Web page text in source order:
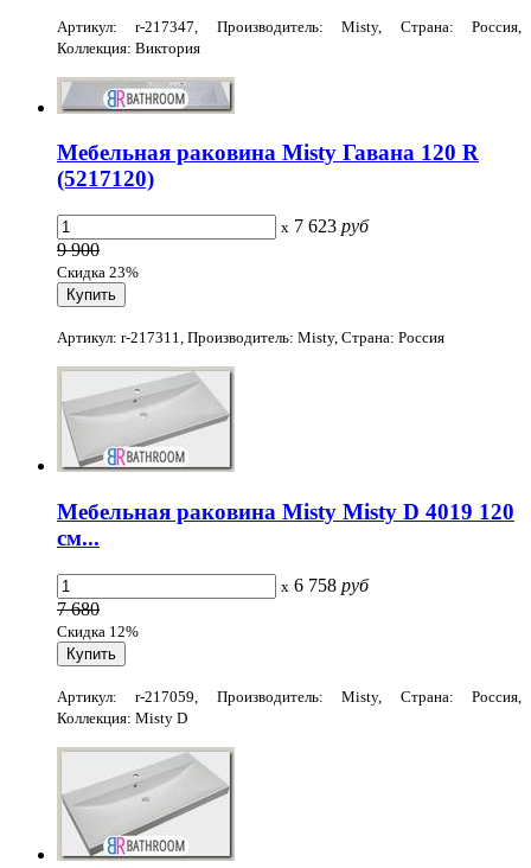
Артикул: r-217347, Производитель: Misty, Страна: Россия,
Коллекция: Виктория
Мебельная раковина Misty Гавана 120 R
(5217120)
x 7 623 руб
9 900
Скидка 23%
Артикул: r-217311, Производитель: Misty, Страна: Россия
Мебельная раковина Misty Misty D 4019 120
см...
x 6 758 руб
7 680
Скидка 12%
Артикул: r-217059, Производитель: Misty, Страна: Россия,
Коллекция: Misty D